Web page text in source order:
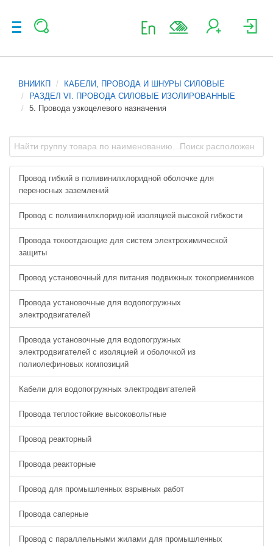
ВНИИКП
КАБЕЛИ, ПРОВОДА И ШНУРЫ СИЛОВЫЕ
РАЗДЕЛ VI. ПРОВОДА СИЛОВЫЕ ИЗОЛИРОВАННЫЕ
5. Провода узкоцелевого назначения
Провод гибкий в поливинилхлоридной оболочке для
переносных заземлений
Провод с поливинилхлоридной изоляцией высокой гибкости
Провода токоотдающие для систем электрохимической
защиты
Провод установочный для питания подвижных токоприемников
Провода установочные для водопогружных
электродвигателей
Провода установочные для водопогружных
электродвигателей с изоляцией и оболочкой из
полиолефиновых композиций
Кабели для водопогружных электродвигателей
Провода теплостойкие высоковольтные
Провод реакторный
Провода реакторные
Провод для промышленных взрывных работ
Провода саперные
Провод с параллельными жилами для промышленных